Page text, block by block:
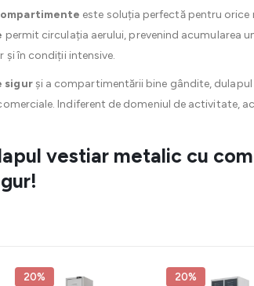
este soluția perfectă pentru
permit circulația aerului, prevenind acumularea
și în condiții intensive.
sigurși a compartimentării bine gândite,
Indiferent de domeniul de activitate,
vestiar metalic cu